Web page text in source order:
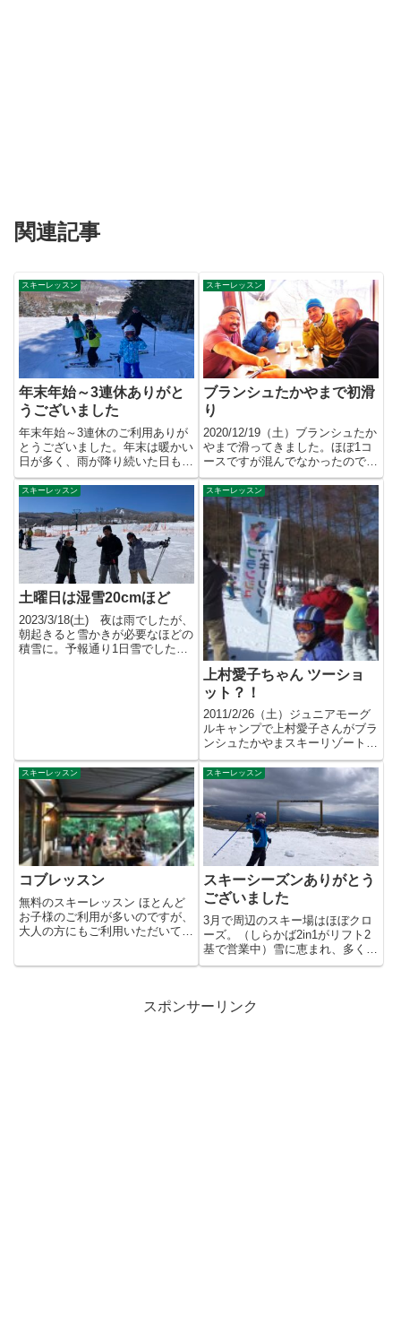
関連記事
スキーレッスン
年末年始～3連休ありがと
うございました
年末年始～3連休のご利用ありが
とうございました。年末は暖かい
日が多く、雨が降り続いた日もあ
りました。なかなか雪が降ら
ず、...
スキーレッスン
ブランシュたかやまで初滑
り
2020/12/19（土）ブランシュたか
やまで滑ってきました。ほぼ1コ
ースですが混んでなかったので、
それほどストレスなく...
スキーレッスン
土曜日は湿雪20cmほど
2023/3/18(土) 夜は雨でしたが、
朝起きると雪かきが必要なほどの
積雪に。予報通り1日雪でした。
スキーレッスン
上村愛子ちゃん ツーショ
ット？！
2011/2/26（土）ジュニアモーグ
ルキャンプで上村愛子さんがブラ
ンシュたかやまスキーリゾートに
来場。10：00頃には...
スキーレッスン
コブレッスン
無料のスキーレッスン ほとんど
お子様のご利用が多いのですが、
大人の方にもご利用いただいてお
スキーレッスン
スキーシーズンありがとう
ございました
3月で周辺のスキー場はほぼクロ
ーズ。（しらかば2in1がリフト2
基で営業中）雪に恵まれ、多くの
子と楽しく滑ることができま...
スポンサーリンク